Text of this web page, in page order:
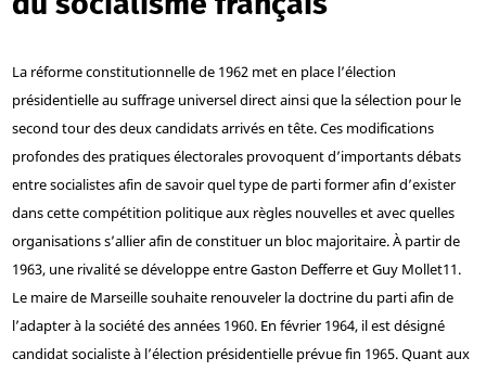
La réforme constitutionnelle de 1962 met en place l’élection
présidentielle au suffrage universel direct ainsi que la sélection pour le
second tour des deux candidats arrivés en tête. Ces modifications
profondes des pratiques électorales provoquent d’importants débats
entre socialistes afin de savoir quel type de parti former afin d’exister
dans cette compétition politique aux règles nouvelles et avec quelles
organisations s’allier afin de constituer un bloc majoritaire. À partir de
1963, une rivalité se développe entre Gaston Defferre et Guy Mollet11.
Le maire de Marseille souhaite renouveler la doctrine du parti afin de
l’adapter à la société des années 1960. En février 1964, il est désigné
candidat socialiste à l’élection présidentielle prévue fin 1965. Quant aux